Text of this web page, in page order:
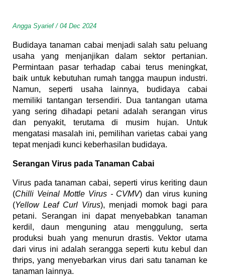
Angga Syarief / 04 Dec 2024
Budidaya tanaman cabai menjadi salah satu peluang
usaha yang menjanjikan dalam sektor pertanian.
Permintaan pasar terhadap cabai terus meningkat,
baik untuk kebutuhan rumah tangga maupun industri.
Namun, seperti usaha lainnya, budidaya cabai
memiliki tantangan tersendiri. Dua tantangan utama
yang sering dihadapi petani adalah serangan virus
dan penyakit, terutama di musim hujan. Untuk
mengatasi masalah ini, pemilihan varietas cabai yang
tepat menjadi kunci keberhasilan budidaya.
Serangan Virus pada Tanaman Cabai
Virus pada tanaman cabai, seperti virus keriting daun
(Chilli Veinal Mottle Virus - CVMV) dan virus kuning
(Yellow Leaf Curl Virus), menjadi momok bagi para
petani. Serangan ini dapat menyebabkan tanaman
kerdil, daun menguning atau menggulung, serta
produksi buah yang menurun drastis. Vektor utama
dari virus ini adalah serangga seperti kutu kebul dan
thrips, yang menyebarkan virus dari satu tanaman ke
tanaman lainnya.